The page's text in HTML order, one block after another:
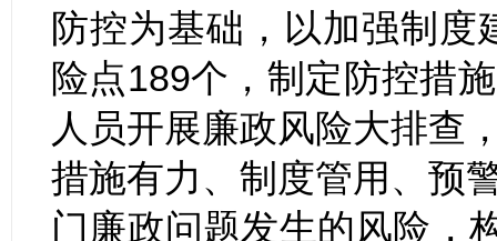
防控为基础，以加强制
险点189个，制定防控措
人员开展廉政风险大排查
措施有力、制度管用、预
门廉政问题发生的风险，